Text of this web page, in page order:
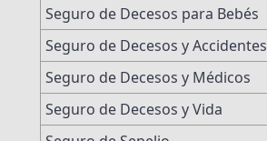
Seguro de Decesos para Bebés
Seguro de Decesos y Accidentes
Seguro de Decesos y Médicos
Seguro de Decesos y Vida